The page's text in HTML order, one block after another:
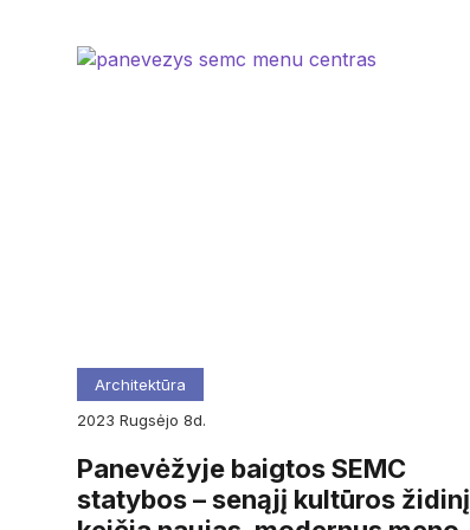
Architektūra
2023
rugsėjo 8d.
Panevėžyje baigtos SEMC
statybos – senąjį kultūros židinį